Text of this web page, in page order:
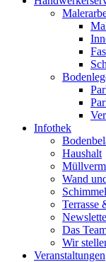
Infothek
Haushalt
Wand
Terrasse
Das
Wir
Veranstaltungen